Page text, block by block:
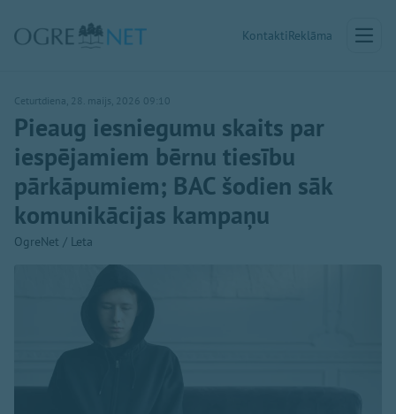
KontaktiReklāma
Ceturtdiena, 28. maijs, 2026 09:10
Pieaug iesniegumu skaits par
iespējamiem bērnu tiesību
pārkāpumiem; BAC šodien sāk
komunikācijas kampaņu
OgreNet / Leta